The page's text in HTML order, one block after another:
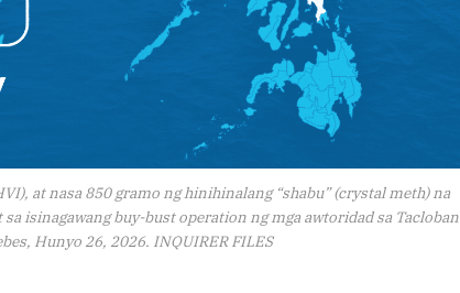
at nasa 850 gramo ng hinihinalang “shabu” (crystal meth) na
isinagawang buy-bust operation ng mga awtoridad sa Tacloban
Hunyo 26, 2026. INQUIRER FILES